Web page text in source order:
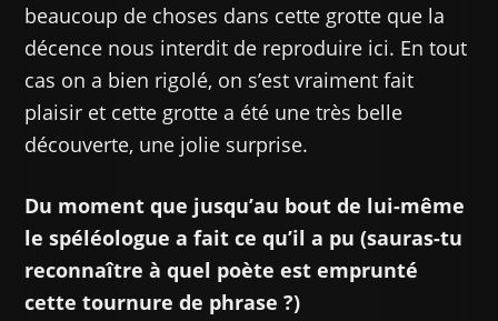
beaucoup de choses dans cette grotte que la
décence nous interdit de reproduire ici. En tout
cas on a bien rigolé, on s’est vraiment fait
plaisir et cette grotte a été une très belle
découverte, une jolie surprise.
Du moment que jusqu’au bout de lui-même
le spéléologue a fait ce qu’il a pu (sauras-tu
reconnaître à quel poète est emprunté
cette tournure de phrase ?)